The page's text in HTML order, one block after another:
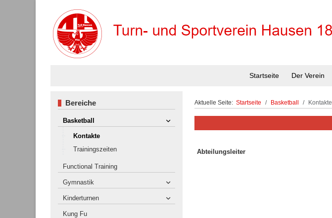
Startseite Der Verein
Bereiche
Basketball
Kontakte
Trainingszeiten
Functional Training
Gymnastik
Kinderturnen
Kung Fu
Aktuelle Seite: Startseite Basketball Kontakte
Abteilungsleiter